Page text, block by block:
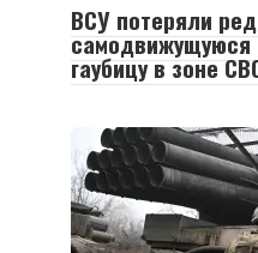
ВСУ потеряли
самодвижущуюся
гаубицу в зоне